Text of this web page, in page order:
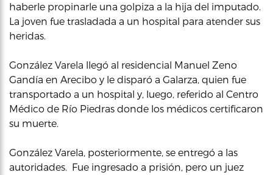
haberle propinarle una golpiza a la hija del imputado.
La joven fue trasladada a un hospital para atender sus
heridas.
González Varela llegó al residencial Manuel Zeno
Gandía en Arecibo y le disparó a Galarza, quien fue
transportado a un hospital y, luego, referido al Centro
Médico de Río Piedras donde los médicos certificaron
su muerte.
González Varela, posteriormente, se entregó a las
autoridades. Fue ingresado a prisión, pero un juez